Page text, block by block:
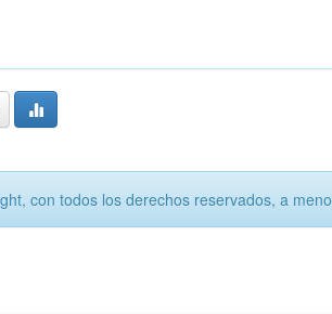
con todos los derechos reservados, a